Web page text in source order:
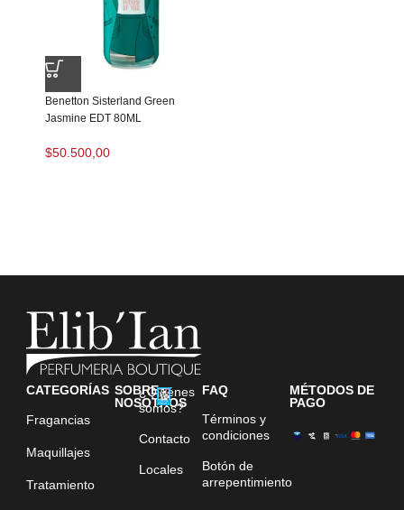
Benetton Sisterland Green
Jasmine EDT 80ML
$50.500,00
CATEGORÍAS
Fragancias
Maquillajes
Tratamiento
SOBRE
NOSOTROS
¿Quiénes
somos?
Contacto
Locales
FAQ
Términos y
condiciones
Botón de
arrepentimiento
MÉTODOS DE
PAGO